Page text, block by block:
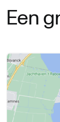
Een